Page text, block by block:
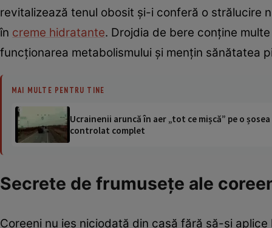
revitalizează tenul obosit şi-i conferă o strălucire
în creme hidratante. Drojdia de bere conţine
funcţionarea metabolismului şi menţin sănătatea
MAI MULTE PENTRU TINE
Ucrainenii aruncă în aer „tot ce mișcă” pe o
controlat complet
Secrete de frumuseţe ale
Coreeni nu ies niciodată din casă fără să-şi